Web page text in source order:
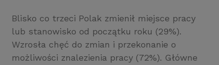
Blisko co trzeci Polak zmienił miejsce pracy
lub stanowisko od początku roku (29%).
Wzrosła chęć do zmian i przekonanie o
możliwości znalezienia pracy (72%). Główne